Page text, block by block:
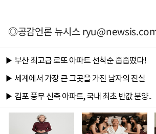
◎공감언론 뉴시스